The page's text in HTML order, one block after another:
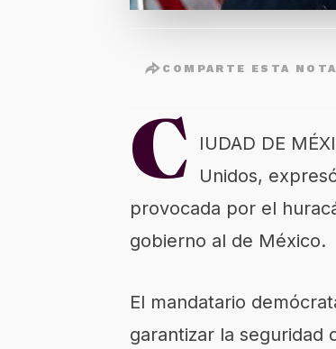
COMPARTE ESTA NOTA
C
IUDAD DE
Unidos,
provocada por el
gobierno al de México.
El mandatario
garantizar la seguridad